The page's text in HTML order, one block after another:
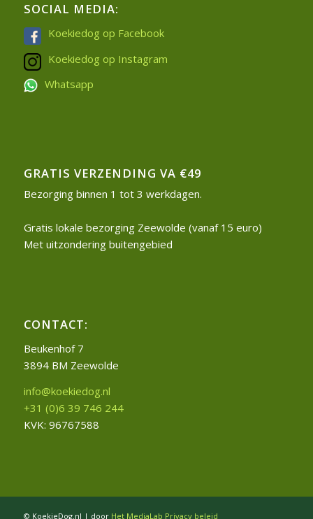
SOCIAL MEDIA:
Koekiedog op Facebook
Koekiedog op Instagram
Whatsapp
GRATIS VERZENDING VA €49
Bezorging binnen 1 tot 3 werkdagen.
Gratis lokale bezorging Zeewolde (vanaf 15 euro)
Met uitzondering buitengebied
CONTACT:
Beukenhof 7
3894 BM Zeewolde
info@koekiedog.nl
+31 (0)6 39 746 244
KVK: 96767588
© KoekieDog.nl | door Het MediaLab Privacy beleid